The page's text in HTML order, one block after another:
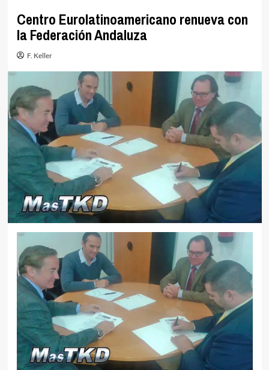
Centro Eurolatinoamericano renueva con
la Federación Andaluza
F. Keller